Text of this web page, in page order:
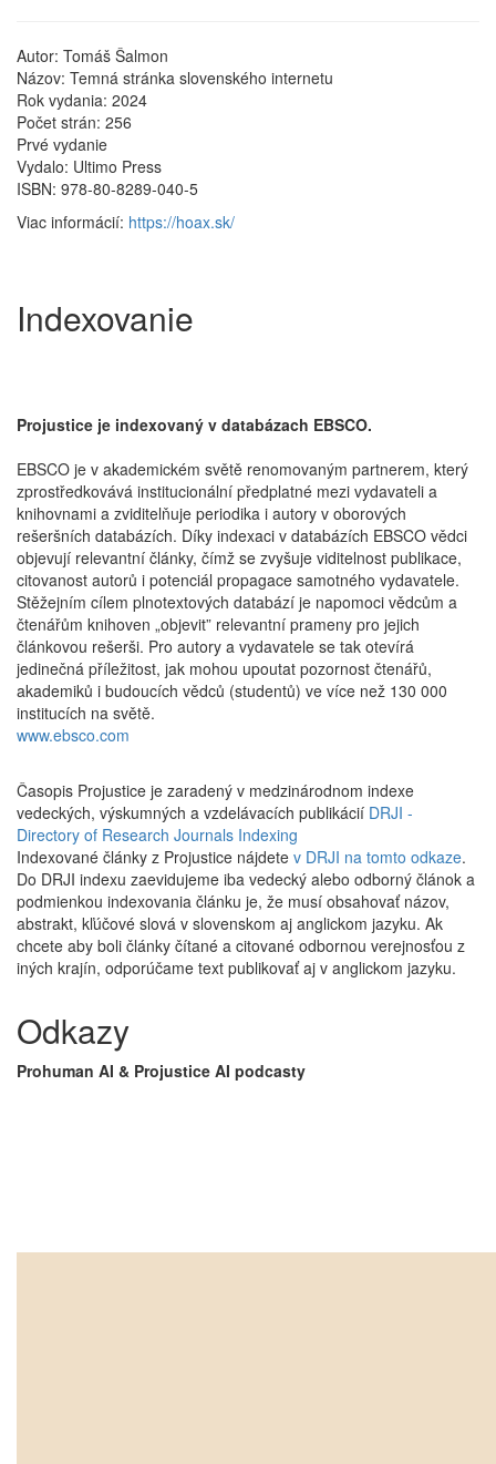
Autor: Tomáš Šalmon
Názov: Temná stránka slovenského internetu
Rok vydania: 2024
Počet strán: 256
Prvé vydanie
Vydalo: Ultimo Press
ISBN: 978-80-8289-040-5
Viac informácií: https://hoax.sk/
Indexovanie
Projustice je indexovaný v databázach EBSCO.
EBSCO je v akademickém světě renomovaným partnerem, který
zprostředkovává institucionální předplatné mezi vydavateli a
knihovnami a zviditelňuje periodika i autory v oborových
rešeršních databázích. Díky indexaci v databázích EBSCO vědci
objevují relevantní články, čímž se zvyšuje viditelnost publikace,
citovanost autorů i potenciál propagace samotného vydavatele.
Stěžejním cílem plnotextových databází je napomoci vědcům a
čtenářům knihoven „objevit” relevantní prameny pro jejich
článkovou rešerši. Pro autory a vydavatele se tak otevírá
jedinečná příležitost, jak mohou upoutat pozornost čtenářů,
akademiků i budoucích vědců (studentů) ve více než 130 000
institucích na světě.
www.ebsco.com
Časopis Projustice je zaradený v medzinárodnom indexe
vedeckých, výskumných a vzdelávacích publikácií DRJI -
Directory of Research Journals Indexing
Indexované články z Projustice nájdete v DRJI na tomto odkaze.
Do DRJI indexu zaevidujeme iba vedecký alebo odborný článok a
podmienkou indexovania článku je, že musí obsahovať názov,
abstrakt, kľúčové slová v slovenskom aj anglickom jazyku. Ak
chcete aby boli články čítané a citované odbornou verejnosťou z
iných krajín, odporúčame text publikovať aj v anglickom jazyku.
Odkazy
Prohuman AI & Projustice AI podcasty